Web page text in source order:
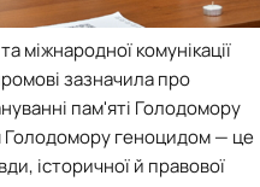
міжнародної комунікації
зазначила про
пам'яті Голодомору
Голодомору геноцидом — це
історичної й правової